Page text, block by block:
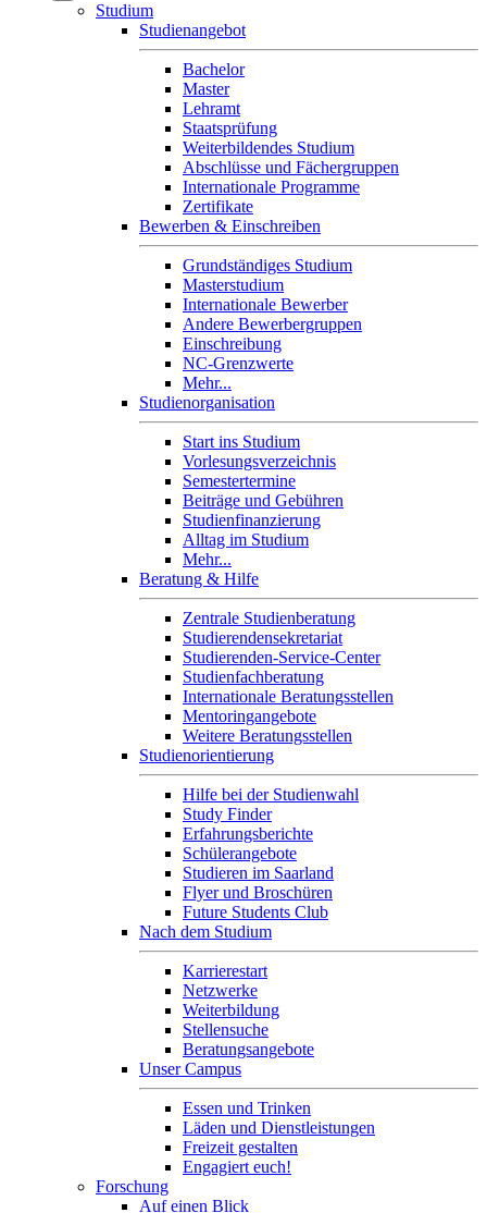
Studium
Studienangebot
Bachelor
Master
Lehramt
Staatsprüfung
Weiterbildendes Studium
Abschlüsse und Fächergruppen
Internationale Programme
Zertifikate
Bewerben & Einschreiben
Grundständiges Studium
Masterstudium
Internationale Bewerber
Andere Bewerbergruppen
Einschreibung
NC-Grenzwerte
Mehr...
Studienorganisation
Start ins Studium
Vorlesungsverzeichnis
Semestertermine
Beiträge und Gebühren
Studienfinanzierung
Alltag im Studium
Mehr...
Beratung & Hilfe
Zentrale Studienberatung
Studierendensekretariat
Studierenden-Service-Center
Studienfachberatung
Internationale Beratungsstellen
Mentoringangebote
Weitere Beratungsstellen
Studienorientierung
Hilfe bei der Studienwahl
Study Finder
Erfahrungsberichte
Schülerangebote
Studieren im Saarland
Flyer und Broschüren
Future Students Club
Nach dem Studium
Karrierestart
Netzwerke
Weiterbildung
Stellensuche
Beratungsangebote
Unser Campus
Essen und Trinken
Läden und Dienstleistungen
Freizeit gestalten
Engagiert euch!
Forschung
Auf einen Blick